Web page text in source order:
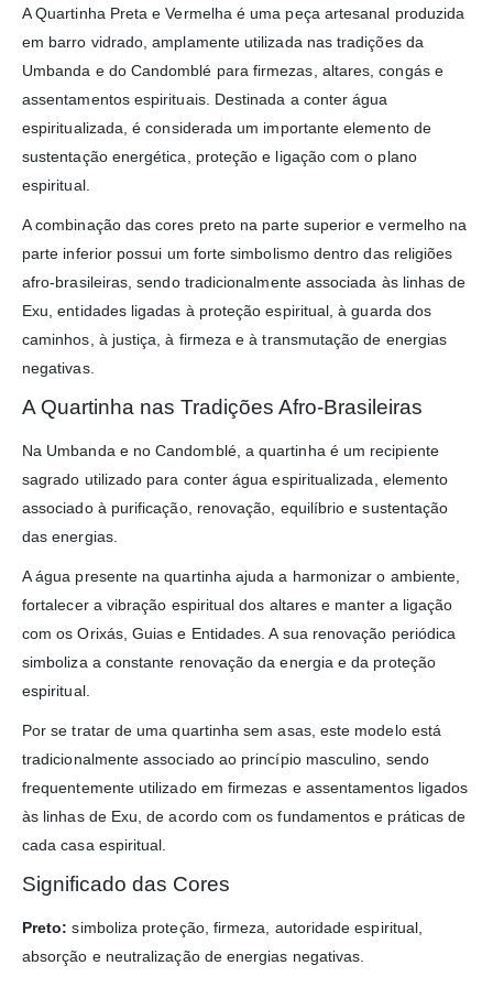
A Quartinha Preta e Vermelha é uma peça artesanal produzida
em barro vidrado, amplamente utilizada nas tradições da
Umbanda e do Candomblé para firmezas, altares, congás e
assentamentos espirituais. Destinada a conter água
espiritualizada, é considerada um importante elemento de
sustentação energética, proteção e ligação com o plano
espiritual.
A combinação das cores preto na parte superior e vermelho na
parte inferior possui um forte simbolismo dentro das religiões
afro-brasileiras, sendo tradicionalmente associada às linhas de
Exu, entidades ligadas à proteção espiritual, à guarda dos
caminhos, à justiça, à firmeza e à transmutação de energias
negativas.
A Quartinha nas Tradições Afro-Brasileiras
Na Umbanda e no Candomblé, a quartinha é um recipiente
sagrado utilizado para conter água espiritualizada, elemento
associado à purificação, renovação, equilíbrio e sustentação
das energias.
A água presente na quartinha ajuda a harmonizar o ambiente,
fortalecer a vibração espiritual dos altares e manter a ligação
com os Orixás, Guias e Entidades. A sua renovação periódica
simboliza a constante renovação da energia e da proteção
espiritual.
Por se tratar de uma quartinha sem asas, este modelo está
tradicionalmente associado ao princípio masculino, sendo
frequentemente utilizado em firmezas e assentamentos ligados
às linhas de Exu, de acordo com os fundamentos e práticas de
cada casa espiritual.
Significado das Cores
Preto: simboliza proteção, firmeza, autoridade espiritual,
absorção e neutralização de energias negativas.